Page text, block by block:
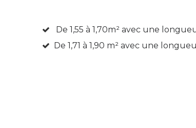
De 1,55 à 1,70m² avec une
De 1,71 à 1,90 m² avec une